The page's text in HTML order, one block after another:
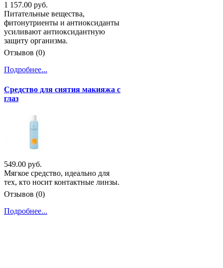
1 157.00 руб.
Питательные вещества,
фитонутриенты и антиоксиданты
усиливают антиоксидантную
защиту организма.
Отзывов (0)
Подробнее...
Средство для снятия макияжа с
глаз
549.00 руб.
Мягкое средство, идеально для
тех, кто носит контактные линзы.
Отзывов (0)
Подробнее...